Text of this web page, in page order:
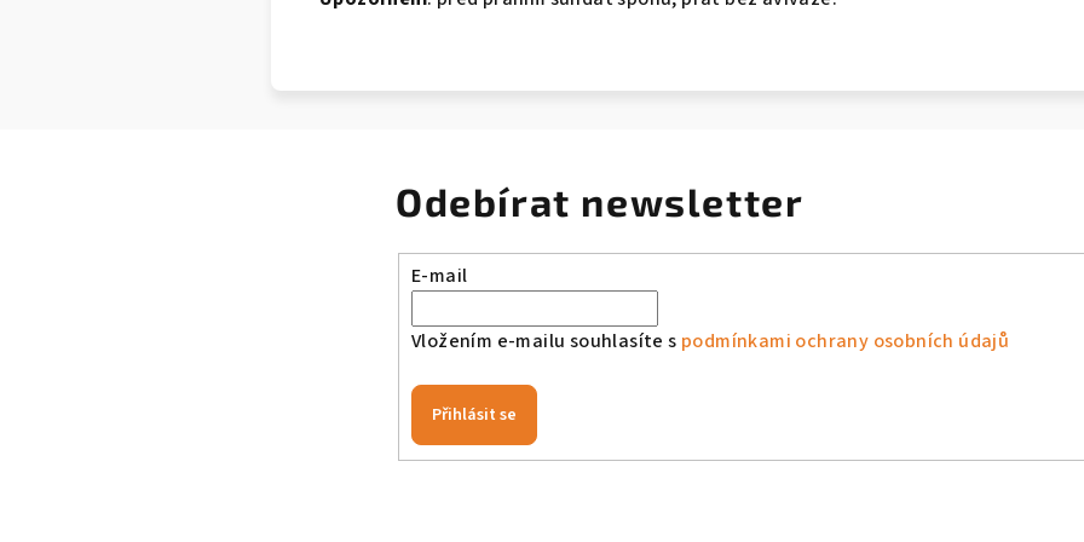
Odebírat newsletter
E-mail
Vložením e-mailu souhlasíte s podmínkami ochrany osobních údajů
Přihlásit se